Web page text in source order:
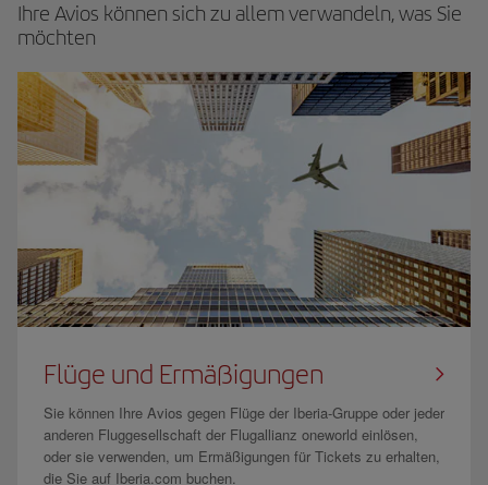
Ihre Avios können sich zu allem verwandeln, was Sie
möchten
Flüge und Ermäßigungen
Sie können Ihre Avios gegen Flüge der Iberia-Gruppe oder jeder
anderen Fluggesellschaft der Flugallianz oneworld einlösen,
oder sie verwenden, um Ermäßigungen für Tickets zu erhalten,
die Sie auf Iberia.com buchen.